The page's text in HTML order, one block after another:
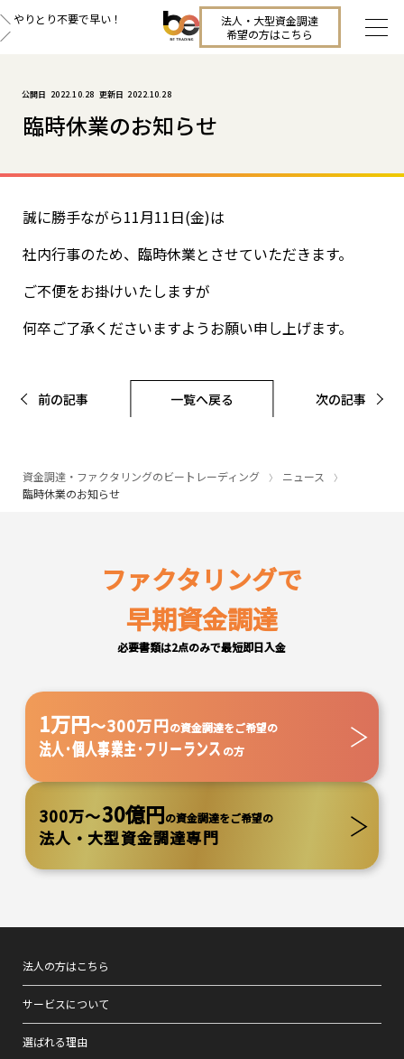
＼ やりとり不要で早い！
／
法人・大型資金調達
希望の方はこちら
臨時休業のお知らせ
2022.10.28 2022.10.28
誠に勝手ながら11月11日(金)は
社内行事のため、臨時休業とさせていただきます。
ご不便をお掛けいたしますが
何卒ご了承くださいますようお願い申し上げます。
前の記事 一覧へ戻る 次の記事
資金調達・ファクタリングのビートレーディング
ニュース
臨時休業のお知らせ
ファクタリングで
早期資金調達
必要書類は2点のみで最短即日入金
300万～30億円の資金調達をご希望の
法人・大型資金調達専門
1万円～300万円の資金調達をご希望の
法人･個人事業主･フリーランス の方
法人の方はこちら
サービスについて
選ばれる理由